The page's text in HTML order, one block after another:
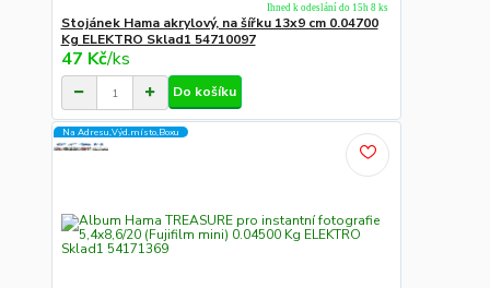
Stojánek Hama akrylový, na šířku 13x9 cm 0.04700
Kg ELEKTRO Sklad1 54710097
47 Kč/ks
Ihned k odeslání do 15h 8 ks
Do košíku
Na Adresu,Výd.místo,Boxu